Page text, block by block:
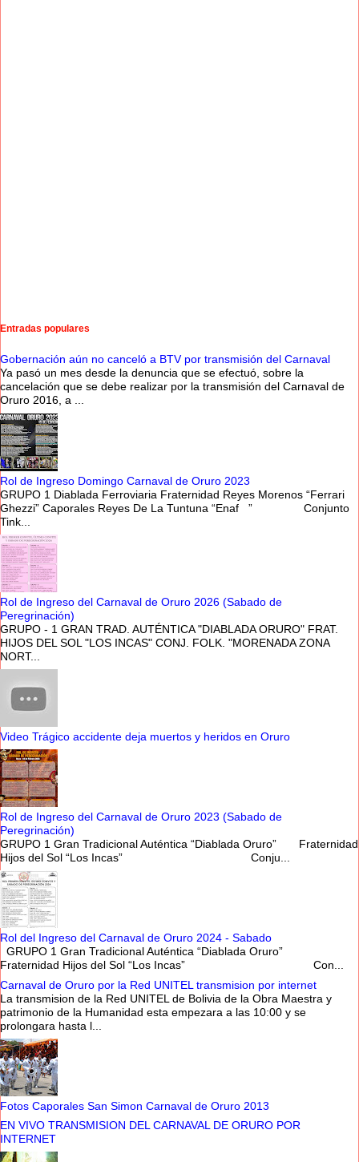
Entradas populares
Gobernación aún no canceló a BTV por transmisión del Carnaval
Ya pasó un mes desde la denuncia que se efectuó, sobre la
cancelación que se debe realizar por la transmisión del Carnaval de
Oruro 2016, a ...
Rol de Ingreso Domingo Carnaval de Oruro 2023
GRUPO 1 Diablada Ferroviaria Fraternidad Reyes Morenos “Ferrari
Ghezzi” Caporales Reyes De La Tuntuna “Enaf ” Conjunto
Tink...
Rol de Ingreso del Carnaval de Oruro 2026 (Sabado de
Peregrinación)
GRUPO - 1 GRAN TRAD. AUTÉNTICA "DIABLADA ORURO" FRAT.
HIJOS DEL SOL "LOS INCAS" CONJ. FOLK. "MORENADA ZONA
NORT...
Video Trágico accidente deja muertos y heridos en Oruro
Rol de Ingreso del Carnaval de Oruro 2023 (Sabado de
Peregrinación)
GRUPO 1 Gran Tradicional Auténtica “Diablada Oruro” Fraternidad
Hijos del Sol “Los Incas” Conju...
Rol del Ingreso del Carnaval de Oruro 2024 - Sabado
GRUPO 1 Gran Tradicional Auténtica “Diablada Oruro”
Fraternidad Hijos del Sol “Los Incas” Con...
Carnaval de Oruro por la Red UNITEL transmision por internet
La transmision de la Red UNITEL de Bolivia de la Obra Maestra y
patrimonio de la Humanidad esta empezara a las 10:00 y se
prolongara hasta l...
Fotos Caporales San Simon Carnaval de Oruro 2013
EN VIVO TRANSMISION DEL CARNAVAL DE ORURO POR
INTERNET